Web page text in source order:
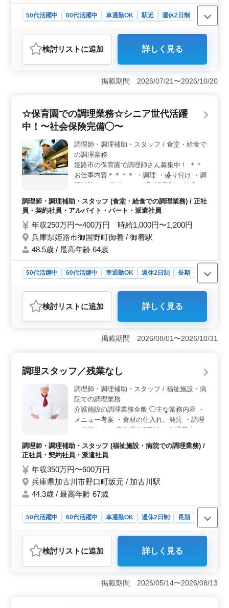
50代活躍中 60代活躍中 車通勤OK 駅近
週休2日制
調理師・調理補助・スタッフ
おすすめポイント
＜シニア世代の活躍＞ この職場はシニア世代が活躍中
で、経験豊富な方々が多いです。 年齢や資格を問わ
ず、調理経験を活かして働ける環境が整っていま
談可能、さらに社会保険完備と、働きやすさに配慮した
職場です。長期で安定して働きたい方や、ワークライフ
バランスを大切にしたい方にもおすすめです。 ＜ア
用できるため、通勤の利便性が高いです。 安心して業
務に専念できる環境です。
検討リスト に追加 詳しく見る
掲載期間 2026/07/21〜2026/10/20
☆保育園での調理業務☆シニア世代活躍
中！〜社会保険完備◯〜
調理師・調理補助・スタッフ / 食堂・給食で
の調理業務
姫路市の保育園で調理師さん募集中！ ＊＊
お仕事内容＊＊＊＊ ・調理 ・盛り付け ・調
理補助 ＊＊備考＊＊ ・週休2日制 ・社会保
ご応募可能！ 皆様からのご応募お待ちして
おります！
調理師・調理補助・スタッフ (食堂・給食での調理業務) / 正社
員・契約社員・アルバイト・パート・派遣社員
年収250万円〜400万円 時給1,000円〜1,200円
兵庫県姫路市御国野町御着 / 御着駅
48.5歳 / 最高年齢 64歳
50代活躍中 60代活躍中 車通勤OK 週休2日制
長期
調理師・調理補助・スタッフ
おすすめポイント
＜シニア世代活躍中＞ 保育園での調理業務。年齢不問
でシニアの方も活躍中です！ 社会保険完備で安心。車
通勤もOKで便利です。 ＜幅広い雇用形態＞ 正社
経験者歓迎＞ 調理経験3年以上の方を募集、ブランクの
ある方もOKです。 週休2日制でプライベートも充実で
きます。
検討リスト に追加 詳しく見る
掲載期間 2026/08/01〜2026/10/31
調理スタッフ／残業なし
調理師・調理補助・スタッフ / 福祉施設・病
院での調理業務
介護施設の調理業務全般 ◯主な業務内容 ・
メニュー考案 ・食材の仕入れ、発注 ・調理
＊残業なし ＊完全週休2日制 ＊交通費支給
す。 シニア世代が活躍しています。
調理師・調理補助・スタッフ (福祉施設・病院での調理業務) /
正社員・契約社員・派遣社員
年収350万円〜600万円
兵庫県加古川市野口町坂元 / 加古川駅
44.3歳 / 最高年齢 67歳
50代活躍中 60代活躍中 車通勤OK 週休2日制
長期
契約社員
調理師・調理補助・スタッフ
おすすめポイント
＜無理なく働ける勤務環境＞ 完全週休2日制で、年間休
日110日あります。基本的に残業もなく、無理なく働きや
すい環境です。 ＜調理経験を活かせる業務内容＞
検討リスト に追加 詳しく見る
掲載期間 2026/05/14〜2026/08/13